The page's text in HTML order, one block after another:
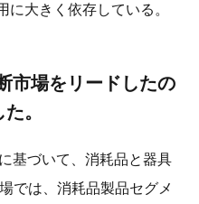
大きく依存している。
市場をリードしたの
。
基づいて、消耗品と器具
では、消耗品製品セグメ